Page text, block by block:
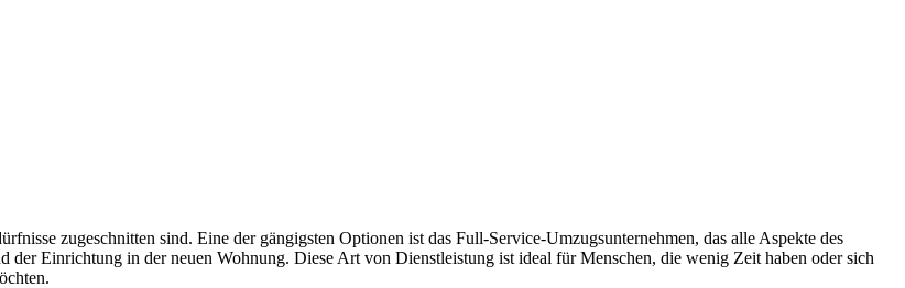
zugeschnitten sind. Eine der gängigsten Optionen ist das Full-Service-Umzugsunternehmen, das alle Aspekte des
der Einrichtung in der neuen Wohnung. Diese Art von Dienstleistung ist ideal für Menschen, die wenig Zeit haben oder sich